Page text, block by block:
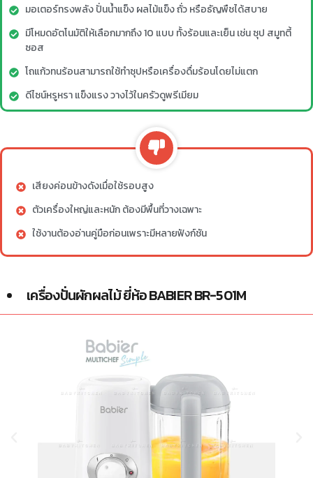
มอเตอร์ทรงพลัง ปั่นน้ำแข็ง ผลไม้แข็ง ถั่ว หรือธัญพืชได้สบาย
มีโหมดอัตโนมัติให้เลือกมากถึง 10 แบบ ทั้งร้อนและเย็น เช่น ซุป สมูทตี้
ซอส
โถแก้วทนร้อนสามารถใช้ทำซุปหรือเครื่องดื่มร้อนโดยไม่แตก
ดีไซน์หรูหรา แข็งแรง วางไว้ในครัวดูพรีเมียม
เสียงค่อนข้างดังเมื่อใช้รอบสูง
ตัวเครื่องใหญ่และหนัก ต้องมีพื้นที่วางเฉพาะ
ใช้งานต้องอ่านคู่มือก่อนเพราะมีหลายฟังก์ชัน
เครื่องปั่นผักผลไม้ ยี่ห้อ BABIER BR-501M